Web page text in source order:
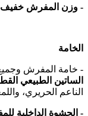
- وزن المفرش
الخامة
- خامة المفرش
الساتين الطبيعي
الناعم الحريري،
- الحشوة الداخلية